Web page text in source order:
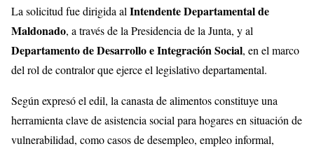
La solicitud fue dirigida al Intendente Departamental de
Maldonado, a través de la Presidencia de la Junta, y al
Departamento de Desarrollo e Integración Social, en el marco
del rol de contralor que ejerce el legislativo departamental.
Según expresó el edil, la canasta de alimentos constituye una
herramienta clave de asistencia social para hogares en situación de
vulnerabilidad, como casos de desempleo, empleo informal,